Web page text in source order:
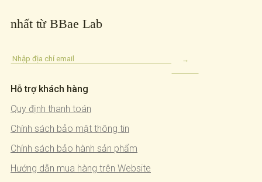
nhất từ BBae Lab
Hỗ trợ khách hàng
Quy định thanh toán
Chính sách bảo mật thông tin
Chính sách bảo hành sản phẩm
Hướng dẫn mua hàng trên Website